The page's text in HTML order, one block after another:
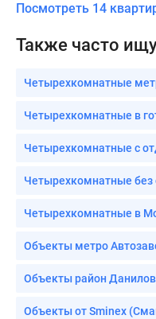
Посмотреть 14
Также часто
Четырехкомнатные
Четырехкомнатные в
Четырехкомнатные с
Четырехкомнатные без
Четырехкомнатные в
Объекты метро
Объекты район
Объекты от Sminex